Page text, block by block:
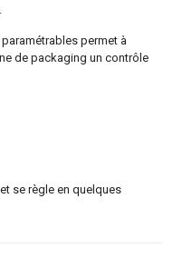
permet à
de packaging un contrôle
se règle en quelques